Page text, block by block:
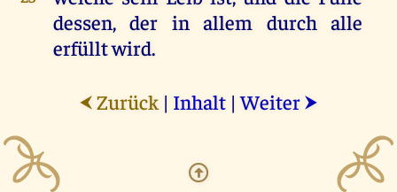
dessen, der in allem durch alle
erfüllt wird.
⮜ Zurück | Inhalt |Weiter ⮞